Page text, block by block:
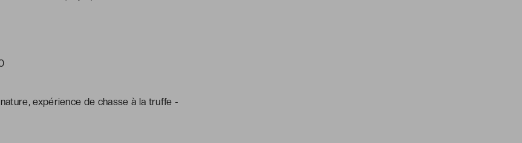
expérience de chasse à la truffe -